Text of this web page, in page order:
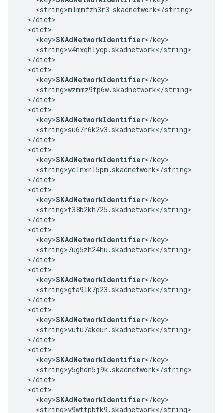
    <string>mlmmfzh3r3.skadnetwork</string>
  </dict>
  <dict>
    <key>
SKAdNetworkIdentifier</key>
    <string>v4nxqhlyqp.skadnetwork</string>
  </dict>
  <dict>
    <key>
SKAdNetworkIdentifier</key>
    <string>wzmmz9fp6w.skadnetwork</string>
  </dict>
  <dict>
    <key>
SKAdNetworkIdentifier</key>
    <string>su67r6k2v3.skadnetwork</string>
  </dict>
  <dict>
    <key>
SKAdNetworkIdentifier</key>
    <string>yclnxrl5pm.skadnetwork</string>
  </dict>
  <dict>
    <key>
SKAdNetworkIdentifier</key>
    <string>t38b2kh725.skadnetwork</string>
  </dict>
  <dict>
    <key>
SKAdNetworkIdentifier</key>
    <string>7ug5zh24hu.skadnetwork</string>
  </dict>
  <dict>
    <key>
SKAdNetworkIdentifier</key>
    <string>gta9lk7p23.skadnetwork</string>
  </dict>
  <dict>
    <key>
SKAdNetworkIdentifier</key>
    <string>vutu7akeur.skadnetwork</string>
  </dict>
  <dict>
    <key>
SKAdNetworkIdentifier</key>
    <string>y5ghdn5j9k.skadnetwork</string>
  </dict>
  <dict>
    <key>
SKAdNetworkIdentifier</key>
    <string>v9wttpbfk9.skadnetwork</string>